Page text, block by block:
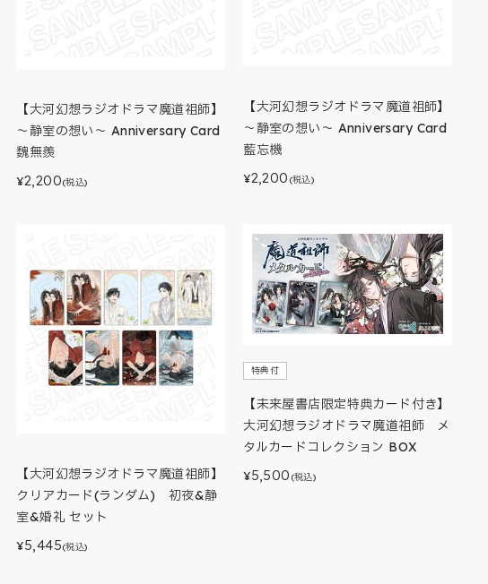
【大河幻想ラジオドラマ魔道祖師】
～静室の想い～ Anniversary Card
魏無羨
¥2,200(税込)
【大河幻想ラジオドラマ魔道祖師】
～静室の想い～ Anniversary Card
藍忘機
¥2,200 (税込)
【大河幻想ラジオドラマ魔道祖師】
クリアカード(ランダム) 初夜&静
室&婚礼 セット
¥5,445(税込)
特典付
【未来屋書店限定特典カード付き】
大河幻想ラジオドラマ魔道祖師 メ
タルカードコレクション BOX
¥5,500 (税込)